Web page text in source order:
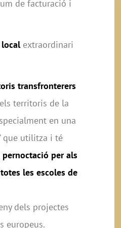
de facturació i
extraordinari
transfronterers
territoris de la
en una
que utilitza i té
per als
totes les escoles de
dels projectes
europeus.